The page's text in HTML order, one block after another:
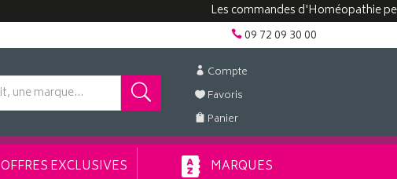
Les commandes d'Homéopathie peuvent
09 72 09 30 00
Compte
Favoris
Panier
OFFRES EXCLUSIVES MARQUES